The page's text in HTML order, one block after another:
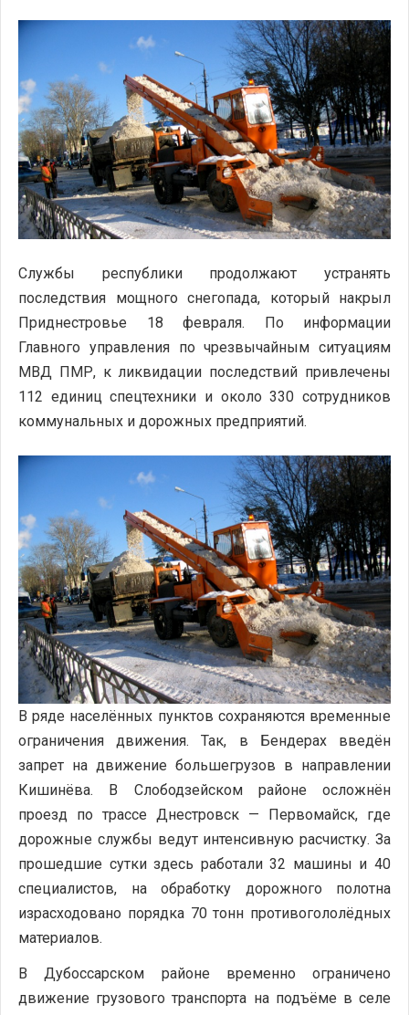
Службы республики продолжают устранять
последствия мощного снегопада, который накрыл
Приднестровье 18 февраля. По информации
Главного управления по чрезвычайным ситуациям
МВД ПМР, к ликвидации последствий привлечены
112 единиц спецтехники и около 330 сотрудников
коммунальных и дорожных предприятий.
В ряде населённых пунктов сохраняются временные
ограничения движения. Так, в Бендерах введён
запрет на движение большегрузов в направлении
Кишинёва. В Слободзейском районе осложнён
проезд по трассе Днестровск — Первомайск, где
дорожные службы ведут интенсивную расчистку. За
прошедшие сутки здесь работали 32 машины и 40
специалистов, на обработку дорожного полотна
израсходовано порядка 70 тонн противогололёдных
материалов.
В Дубоссарском районе временно ограничено
движение грузового транспорта на подъёме в селе